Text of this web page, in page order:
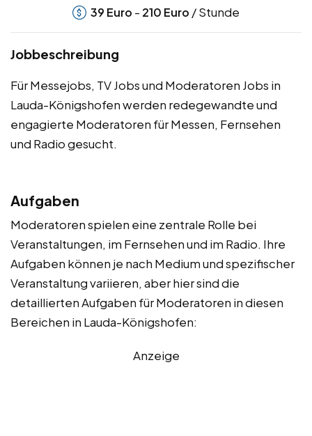
39 Euro - 210 Euro / Stunde
Jobbeschreibung
Für Messejobs, TV Jobs und Moderatoren Jobs in
Lauda-Königshofen werden redegewandte und
engagierte Moderatoren für Messen, Fernsehen
und Radio gesucht.
Aufgaben
Moderatoren spielen eine zentrale Rolle bei
Veranstaltungen, im Fernsehen und im Radio. Ihre
Aufgaben können je nach Medium und spezifischer
Veranstaltung variieren, aber hier sind die
detaillierten Aufgaben für Moderatoren in diesen
Bereichen in Lauda-Königshofen:
Anzeige